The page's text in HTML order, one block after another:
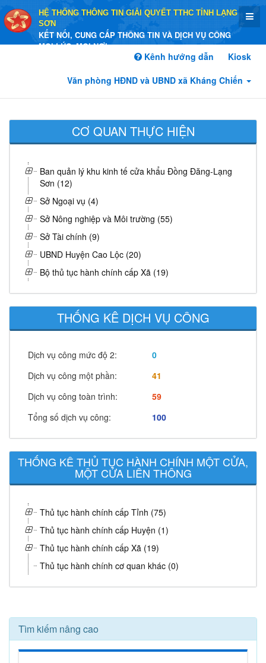
HỆ THỐNG THÔNG TIN GIẢI QUYẾT TTHC TỈNH LẠNG
SƠN
KẾT NỐI, CUNG CẤP THÔNG TIN VÀ DỊCH VỤ CÔNG
MỌI LÚC, MỌI NƠI
Kênh hướng dẫn
Kiosk
Văn phòng HĐND và UBND xã Kháng Chiến
CƠ QUAN THỰC HIỆN
Ban quản lý khu kinh tế cửa khẩu Đồng Đăng-Lạng
Sơn (12)
Sở Ngoại vụ (4)
Sở Nông nghiệp và Môi trường (55)
Sở Tài chính (9)
UBND Huyện Cao Lộc (20)
Bộ thủ tục hành chính cấp Xã (19)
THỐNG KÊ DỊCH VỤ CÔNG
Dịch vụ công mức độ 2:
0
Dịch vụ công một phần:
41
Dịch vụ công toàn trình:
59
Tổng số dịch vụ công:
100
THỐNG KÊ THỦ TỤC HÀNH CHÍNH MỘT CỬA,
MỘT CỬA LIÊN THÔNG
Thủ tục hành chính cấp Tỉnh (75)
Thủ tục hành chính cấp Huyện (1)
Thủ tục hành chính cấp Xã (19)
Thủ tục hành chính cơ quan khác (0)
Tìm kiếm nâng cao